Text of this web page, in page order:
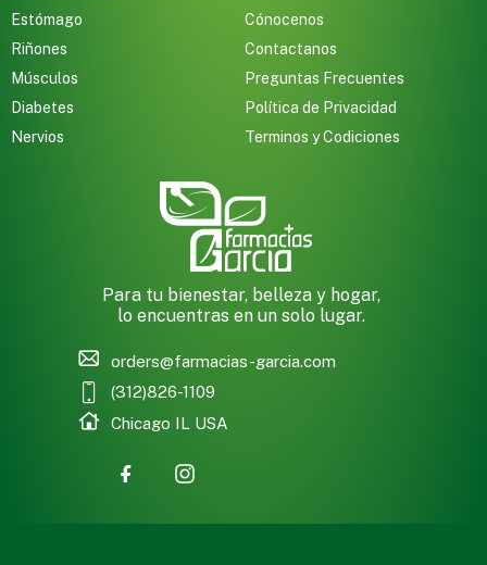
Estómago
Riñones
Músculos
Diabetes
Nervios
Cónocenos
Contactanos
Preguntas Frecuentes
Política de Privacidad
Terminos y Codiciones
Para tu bienestar, belleza y hogar,
lo encuentras en un solo lugar.
orders@farmacias-garcia.com
(312)826-1109
Chicago IL USA